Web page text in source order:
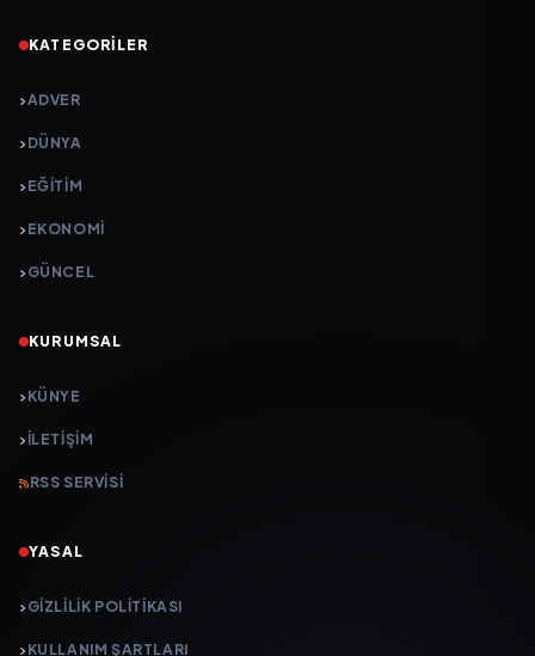
KATEGORILER
ADVER
DÜNYA
EĞİTİM
EKONOMİ
GÜNCEL
KURUMSAL
KÜNYE
İLETIŞIM
RSS SERVISI
YASAL
GIZLILIK POLITIKASI
KULLANIM ŞARTLARI